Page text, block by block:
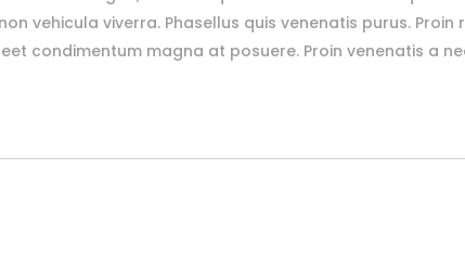
vehicula viverra. Phasellus quis venenatis purus.
condimentum magna at posuere. Proin venenatis a